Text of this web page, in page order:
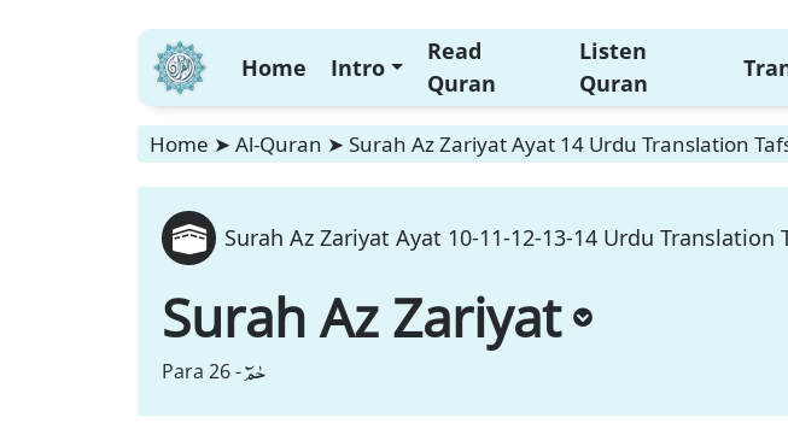
Home Intro
Read
Quran
Listen
Quran
Home ➤ Al-Quran ➤ Surah Az Zariyat Ayat 14 Urdu Translation
Surah Az Zariyat Ayat 10-11-12-13-14 Urdu Translation
Surah Az Zariyat
Para 26 -حٰمٓ